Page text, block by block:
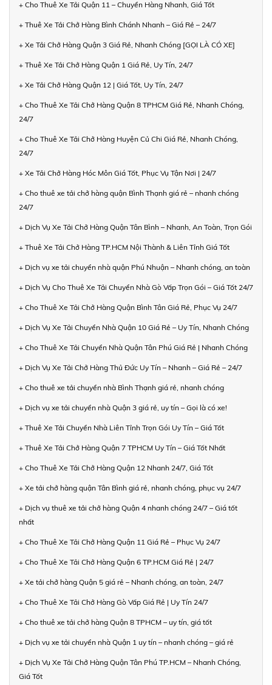
+ Cho Thuê Xe Tải Quận 11 – Chuyển Hàng Nhanh, Giá Tốt
+ Thuê Xe Tải Chở Hàng Bình Chánh Nhanh – Giá Rẻ – 24/7
+ Xe Tải Chở Hàng Quận 3 Giá Rẻ, Nhanh Chóng [GỌI LÀ CÓ XE]
+ Thuê Xe Tải Chở Hàng Quận 1 Giá Rẻ, Uy Tín, 24/7
+ Xe Tải Chở Hàng Quận 12 | Giá Tốt, Uy Tín, 24/7
+ Cho Thuê Xe Tải Chở Hàng Quận 8 TPHCM Giá Rẻ, Nhanh Chóng,
24/7
+ Cho Thuê Xe Tải Chở Hàng Huyện Củ Chi Giá Rẻ, Nhanh Chóng,
24/7
+ Xe Tải Chở Hàng Hóc Môn Giá Tốt, Phục Vụ Tận Nơi | 24/7
+ Cho thuê xe tải chở hàng quận Bình Thạnh giá rẻ – nhanh chóng
24/7
+ Dịch Vụ Xe Tải Chở Hàng Quận Tân Bình – Nhanh, An Toàn, Trọn Gói
+ Thuê Xe Tải Chở Hàng TP.HCM Nội Thành & Liên Tỉnh Giá Tốt
+ Dịch vụ xe tải chuyển nhà quận Phú Nhuận – Nhanh chóng, an toàn
+ Dịch Vụ Cho Thuê Xe Tải Chuyển Nhà Gò Vấp Trọn Gói – Giá Tốt 24/7
+ Cho Thuê Xe Tải Chở Hàng Quận Bình Tân Giá Rẻ, Phục Vụ 24/7
+ Dịch Vụ Xe Tải Chuyển Nhà Quận 10 Giá Rẻ – Uy Tín, Nhanh Chóng
+ Cho Thuê Xe Tải Chuyển Nhà Quận Tân Phú Giá Rẻ | Nhanh Chóng
+ Dịch Vụ Xe Tải Chở Hàng Thủ Đức Uy Tín – Nhanh – Giá Rẻ – 24/7
+ Cho thuê xe tải chuyển nhà Bình Thạnh giá rẻ, nhanh chóng
+ Dịch vụ xe tải chuyển nhà Quận 3 giá rẻ, uy tín – Gọi là có xe!
+ Thuê Xe Tải Chuyển Nhà Liên Tỉnh Trọn Gói Uy Tín – Giá Tốt
+ Thuê Xe Tải Chở Hàng Quận 7 TPHCM Uy Tín – Giá Tốt Nhất
+ Cho Thuê Xe Tải Chở Hàng Quận 12 Nhanh 24/7, Giá Tốt
+ Xe tải chở hàng quận Tân Bình giá rẻ, nhanh chóng, phục vụ 24/7
+ Dịch vụ thuê xe tải chở hàng Quận 4 nhanh chóng 24/7 – Giá tốt
nhất
+ Cho Thuê Xe Tải Chở Hàng Quận 11 Giá Rẻ – Phục Vụ 24/7
+ Cho Thuê Xe Tải Chở Hàng Quận 6 TP.HCM Giá Rẻ | 24/7
+ Xe tải chở hàng Quận 5 giá rẻ – Nhanh chóng, an toàn, 24/7
+ Cho Thuê Xe Tải Chở Hàng Gò Vấp Giá Rẻ | Uy Tín 24/7
+ Cho thuê xe tải chở hàng Quận 8 TPHCM – uy tín, giá tốt
+ Dịch vụ xe tải chuyển nhà Quận 1 uy tín – nhanh chóng – giá rẻ
+ Dịch Vụ Xe Tải Chở Hàng Quận Tân Phú TP.HCM – Nhanh Chóng,
Giá Tốt